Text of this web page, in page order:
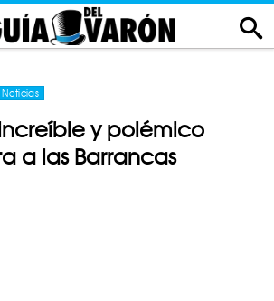
Noticias
y polémico
a las Barrancas